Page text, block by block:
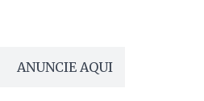
ANUNCIE AQUI